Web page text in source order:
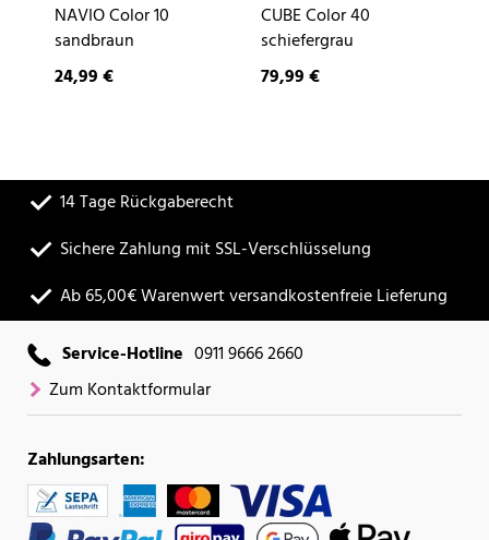
NAVIO Color 10
sandbraun
24,99 €
CUBE Color 40
schiefergrau
79,99 €
14 Tage Rückgaberecht
Sichere Zahlung mit SSL-Verschlüsselung
Ab 65,00€ Warenwert versandkostenfreie Lieferung
Service-Hotline 0911 9666 2660
Zum Kontaktformular
Zahlungsarten: